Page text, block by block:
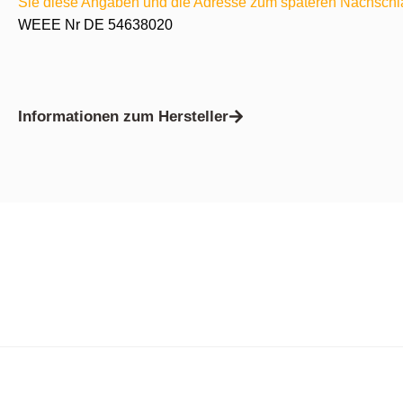
WEEE Nr DE 54638020
Informationen zum Hersteller